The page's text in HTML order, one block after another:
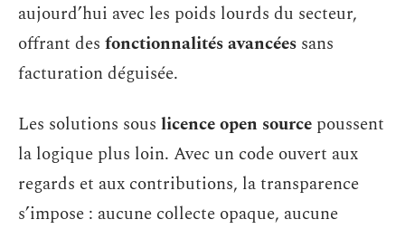
aujourd’hui avec les poids lourds du secteur,
offrant des fonctionnalités avancées sans
facturation déguisée.
Les solutions sous licence open source poussent
la logique plus loin. Avec un code ouvert aux
regards et aux contributions, la transparence
s’impose : aucune collecte opaque, aucune